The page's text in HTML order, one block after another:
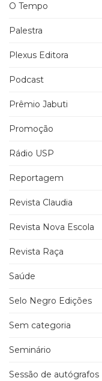
O Tempo
Palestra
Plexus Editora
Podcast
Prêmio Jabuti
Promoção
Rádio USP
Reportagem
Revista Claudia
Revista Nova Escola
Revista Raça
Saúde
Selo Negro Edições
Sem categoria
Seminário
Sessão de autógrafos